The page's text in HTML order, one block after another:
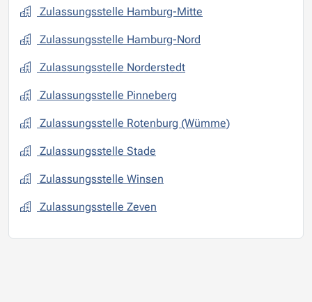
Zulassungsstelle Hamburg-Mitte
Zulassungsstelle Hamburg-Nord
Zulassungsstelle Norderstedt
Zulassungsstelle Pinneberg
Zulassungsstelle Rotenburg (Wümme)
Zulassungsstelle Stade
Zulassungsstelle Winsen
Zulassungsstelle Zeven